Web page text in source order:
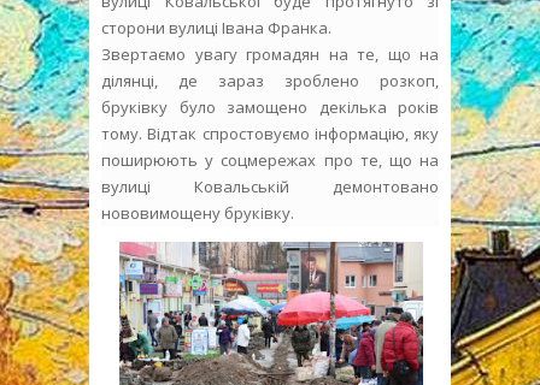
сторони вулиці Івана Франка.
Звертаємо увагу громадян на те, що на
ділянці, де зараз зроблено розкоп,
бруківку було замощено декілька років
тому. Відтак спростовуємо інформацію, яку
поширюють у соцмережах про те, що на
вулиці Ковальській демонтовано
нововимощену бруківку.